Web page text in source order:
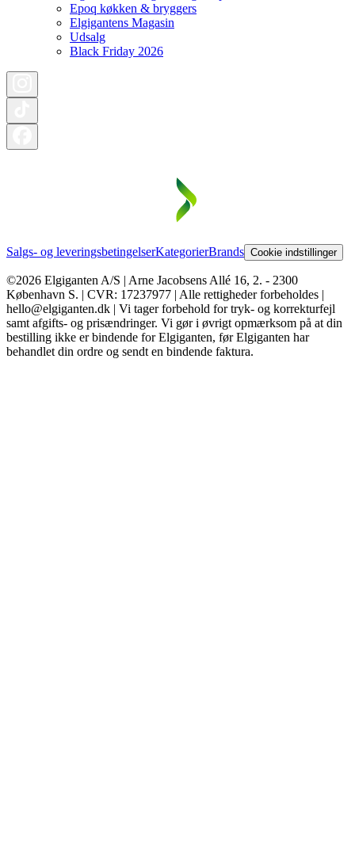
Epoq køkken & bryggers
Elgigantens Magasin
Udsalg
Black Friday 2026
Salgs- og leveringsbetingelserKategorierBrands Cookie indstillinger
©2026 Elgiganten A/S | Arne Jacobsens Allé 16, 2. - 2300
København S. | CVR: 17237977 | Alle rettigheder forbeholdes |
hello@elgiganten.dk | Vi tager forbehold for tryk- og korrekturfejl
samt afgifts- og prisændringer. Vi gør i øvrigt opmærksom på at din
bestilling ikke er bindende for Elgiganten, før Elgiganten har
behandlet din ordre og sendt en bindende faktura.